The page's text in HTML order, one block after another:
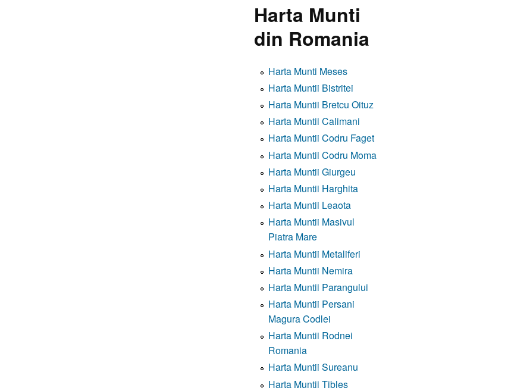
Harta Munti
din Romania
Harta Munti Meses
Harta Muntii Bistritei
Harta Muntii Bretcu Oituz
Harta Muntii Calimani
Harta Muntii Codru Faget
Harta Muntii Codru Moma
Harta Muntii Giurgeu
Harta Muntii Harghita
Harta Muntii Leaota
Harta Muntii Masivul
Piatra Mare
Harta Muntii Metaliferi
Harta Muntii Nemira
Harta Muntii Parangului
Harta Muntii Persani
Magura Codlei
Harta Muntii Rodnei
Romania
Harta Muntii Sureanu
Harta Muntii Tibles